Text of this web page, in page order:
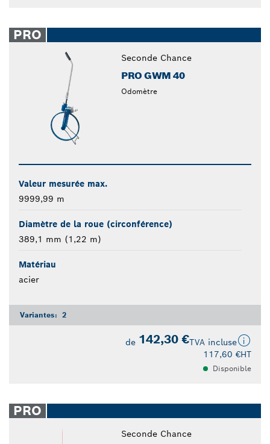
PRO
Seconde Chance
PRO GWM 40
Odomètre
Valeur mesurée max.
9999,99 m
Diamètre de la roue (circonférence)
389,1 mm (1,22 m)
Matériau
acier
Variantes: 2
de 142,30 €TVA incluse
117,60 €HT
Disponible
PRO
Seconde Chance